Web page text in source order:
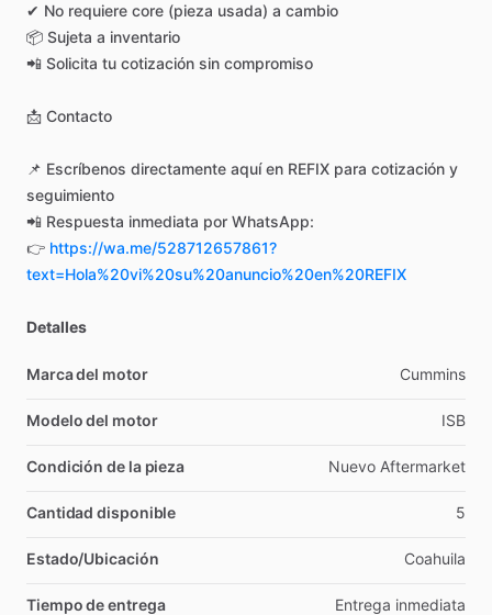
✔ No requiere core (pieza usada) a cambio
📦 Sujeta a inventario
📲 Solicita tu cotización sin compromiso
📩 Contacto
📌 Escríbenos directamente aquí en REFIX para cotización y
seguimiento
📲 Respuesta inmediata por WhatsApp:
👉 https://wa.me/528712657861?
text=Hola%20vi%20su%20anuncio%20en%20REFIX
Detalles
Marca del motor Cummins
Modelo del motor ISB
Condición de la pieza Nuevo Aftermarket
Cantidad disponible 5
Estado/Ubicación Coahuila
Tiempo de entrega Entrega inmediata